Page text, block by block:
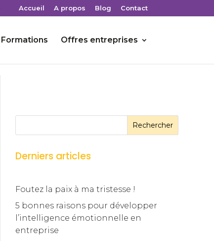
Accueil A propos Blog Contact
Formations Offres entreprises
Rechercher
Derniers articles
Foutez la paix à ma tristesse !
5 bonnes raisons pour développer
l’intelligence émotionnelle en
entreprise